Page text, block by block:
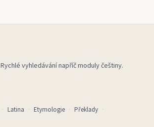
Rychlé vyhledávání napříč moduly češtiny.
Latina Etymologie
Překlady